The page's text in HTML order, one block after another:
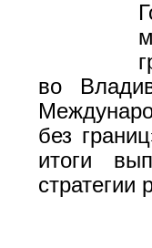
во
без
итоги